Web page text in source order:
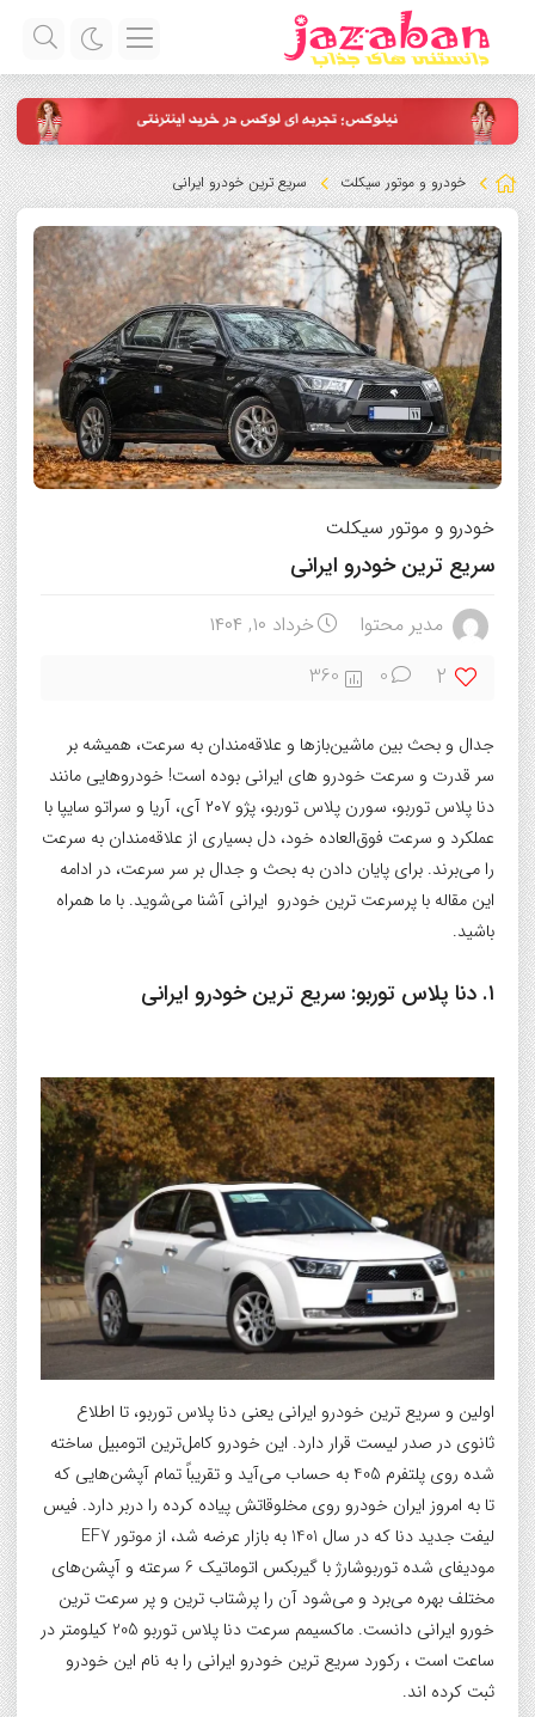
خودرو و موتور سیکلت سریع ترین خودرو ایرانی
خودرو و موتور سیکلت
سریع ترین خودرو ایرانی
مدیر محتوا خرداد ۱۰, ۱۴۰۴
2
0
360
جدال و بحث بین ماشین‌بازها و علاقه‌مندان به سرعت، همیشه بر
سر قدرت و سرعت خودرو های ایرانی بوده است! خودروهایی مانند
دنا پلاس توربو، سورن پلاس توربو، پژو ۲۰۷ آی، آریا و سراتو سایپا با
عملکرد و سرعت فوق‌العاده خود، دل بسیاری از علاقه‌مندان به سرعت
را می‌برند. برای پایان دادن به بحث و جدال بر سر سرعت، در ادامه
این مقاله با پرسرعت ترین خودرو ایرانی آشنا می‌شوید. با ما همراه
باشید.
۱. دنا پلاس توربو: سریع ترین خودرو ایرانی
اولین و سریع ترین خودرو ایرانی یعنی دنا پلاس توربو، تا اطلاع
ثانوی در صدر لیست قرار دارد. این خودرو کامل‌ترین اتومبیل ساخته
شده روی پلتفرم 405 به حساب می‌آید و تقریباً تمام آپشن‌هایی که
تا به امروز ایران خودرو روی مخلوقاتش پیاده کرده را دربر دارد. فیس
لیفت جدید دنا که در سال 1401 به بازار عرضه شد، از موتور EF7
مودیفای شده توربوشارژ با گیربکس اتوماتیک 6 سرعته و آپشن‌های
مختلف بهره می‌برد و می‌شود آن را پرشتاب ترین و پر سرعت ترین
خورو ایرانی دانست. ماکسیمم سرعت دنا پلاس توربو 205 کیلومتر در
ساعت است ، رکورد سریع ترین خودرو ایرانی را به نام این خودرو
ثبت کرده اند.